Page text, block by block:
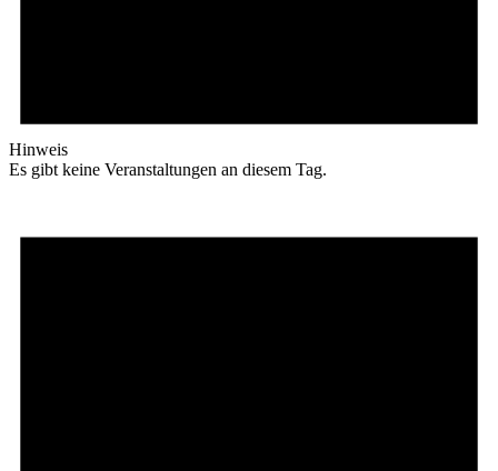
Hinweis
Es gibt keine Veranstaltungen an diesem Tag.